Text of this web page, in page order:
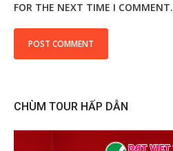
FOR THE NEXT TIME I COMMENT.
CHÙM TOUR HẤP DẪN